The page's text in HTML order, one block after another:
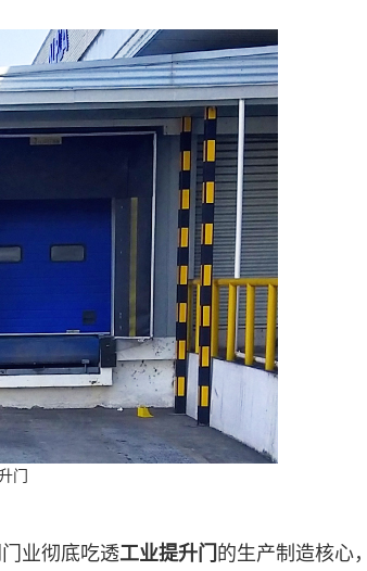
门
业彻底吃透工业提升门 的生产制造核心